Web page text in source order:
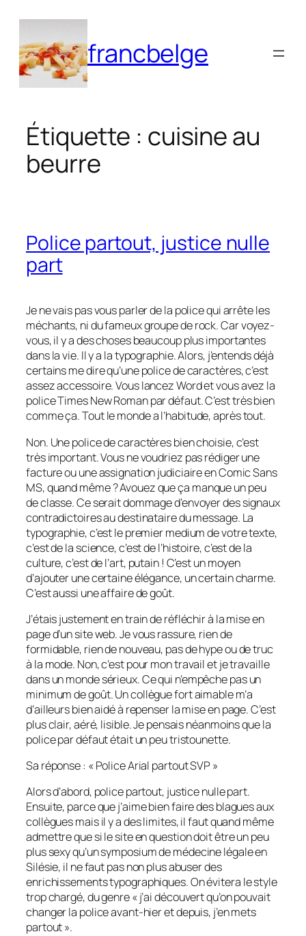
contenu
francbelge
Étiquette : cuisine au
beurre
Police partout, justice nulle
part
Je ne vais pas vous parler de la police qui arrête les
méchants, ni du fameux groupe de rock. Car voyez-
vous, il y a des choses beaucoup plus importantes
dans la vie. Il y a la typographie. Alors, j’entends déjà
certains me dire qu’une police de caractères, c’est
assez accessoire. Vous lancez Word et vous avez la
police Times New Roman par défaut. C’est très bien
comme ça. Tout le monde a l’habitude, après tout.
Non. Une police de caractères bien choisie, c’est
très important. Vous ne voudriez pas rédiger une
facture ou une assignation judiciaire en Comic Sans
MS, quand même ? Avouez que ça manque un peu
de classe. Ce serait dommage d’envoyer des signaux
contradictoires au destinataire du message. La
typographie, c’est le premier medium de votre texte,
c’est de la science, c’est de l’histoire, c’est de la
culture, c’est de l’art, putain ! C’est un moyen
d’ajouter une certaine élégance, un certain charme.
C’est aussi une affaire de goût.
J’étais justement en train de réfléchir à la mise en
page d’un site web. Je vous rassure, rien de
formidable, rien de nouveau, pas de hype ou de truc
à la mode. Non, c’est pour mon travail et je travaille
dans un monde sérieux. Ce qui n’empêche pas un
minimum de goût. Un collègue fort aimable m’a
d’ailleurs bien aidé à repenser la mise en page. C’est
plus clair, aéré, lisible. Je pensais néanmoins que la
police par défaut était un peu tristounette.
Sa réponse : « Police Arial partout SVP »
Alors d’abord, police partout, justice nulle part.
Ensuite, parce que j’aime bien faire des blagues aux
collègues mais il y a des limites, il faut quand même
admettre que si le site en question doit être un peu
plus sexy qu’un symposium de médecine légale en
Silésie, il ne faut pas non plus abuser des
enrichissements typographiques. On évitera le style
trop chargé, du genre « j’ai découvert qu’on pouvait
changer la police avant-hier et depuis, j’en mets
partout ».